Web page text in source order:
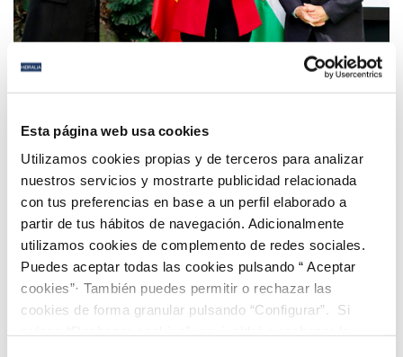
Esta página web usa cookies
Utilizamos cookies propias y de terceros para analizar
nuestros servicios y mostrarte publicidad relacionada
con tus preferencias en base a un perfil elaborado a
partir de tus hábitos de navegación. Adicionalmente
utilizamos cookies de complemento de redes sociales.
Puedes aceptar todas las cookies pulsando “ Aceptar
cookies”· También puedes permitir o rechazar las
cookies de forma granular pulsando “Configurar”. Si
Hidralia recibe el Premio de Medio Ambiente 2020
Cambio Climático
Página 72 de 112
Anterior Siguiente